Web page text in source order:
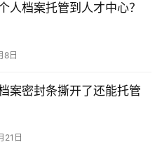
人档案托管到人才中心？
8日
案密封条撕开了还能托管
21日